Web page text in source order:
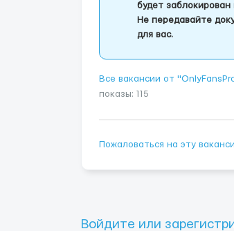
будет
Не передавайте
для вас.
Все вакансии от
показы: 115
Пожаловаться на эту
Войдите или